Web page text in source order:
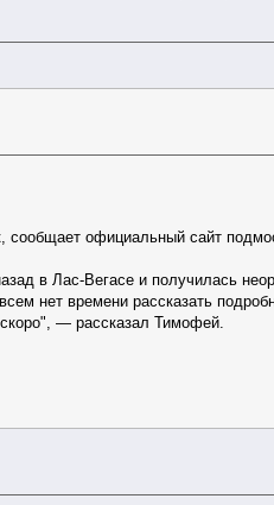
сообщает официальный сайт
в Лас-Вегасе и получилась
нет времени рассказать
— рассказал Тимофей.